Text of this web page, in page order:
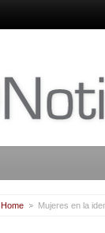
Home Mujeres en la